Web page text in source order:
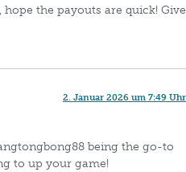
the payouts are quick! Give
2. Januar 2026 um 7:49 Uhr
being the go-to
to up your game!